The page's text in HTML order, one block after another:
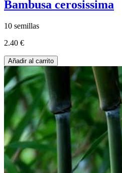
Bambusa cerosissima
10 semillas
2.40 €
Añadir al carrito